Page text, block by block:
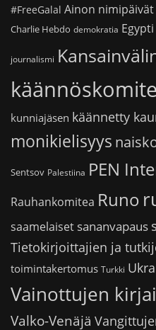
#FreeGalal Ainon nimipäivät
Charlie Hebdo demokratia Egypti
journalismi
kunniajäsen käännetty
monikielisyys
Sentsov Palestiina PEN
Rauhankomitea Runo
saamelaiset sananvapaus
Tietokirjoittajien ja
toimintakertomus Turkki
Vainottujen
Valko-Venäjä